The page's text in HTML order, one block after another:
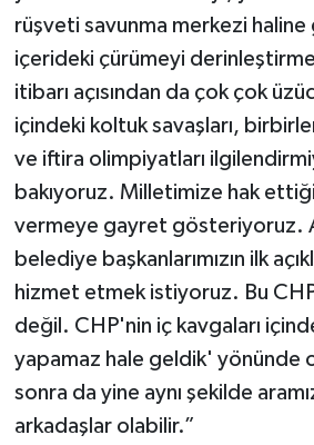
rüşveti savunma merkezi
içerideki çürümeyi
itibarı açısından da çok çok
içindeki koltuk savaşları,
ve iftira olimpiyatları
bakıyoruz. Milletimize hak
vermeye gayret gösteriyoruz.
belediye başkanlarımızın ilk
hizmet etmek istiyoruz. Bu
değil. CHP'nin iç kavgaları
yapamaz hale geldik' yönünde
sonra da yine aynı şekilde
arkadaşlar olabilir.”